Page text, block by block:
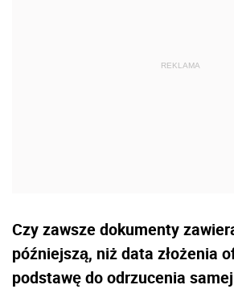
Czy zawsze dokumenty
późniejszą, niż data złożenia
podstawę do odrzucenia